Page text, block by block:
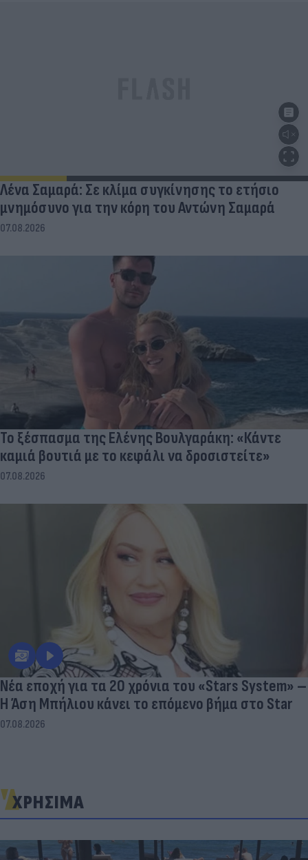
Λένα Σαμαρά: Σε κλίμα συγκίνησης το ετήσιο
μνημόσυνο για την κόρη του Αντώνη Σαμαρά
07.08.2026
Το ξέσπασμα της Ελένης Βουλγαράκη: «Κάντε
καμιά βουτιά με το κεφάλι να δροσιστείτε»
07.08.2026
Νέα εποχή για τα 20 χρόνια του «Stars System» –
Η Άση Μπήλιου κάνει το επόμενο βήμα στο Star
07.08.2026
ΧΡΗΣΙΜΑ